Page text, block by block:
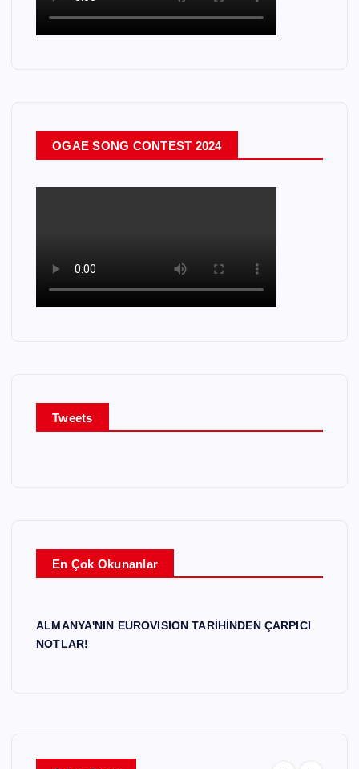
OGAE SONG CONTEST 2024
Tweets
En Çok Okunanlar
ALMANYA'NIN EUROVISION TARİHİNDEN ÇARPICI
NOTLAR!